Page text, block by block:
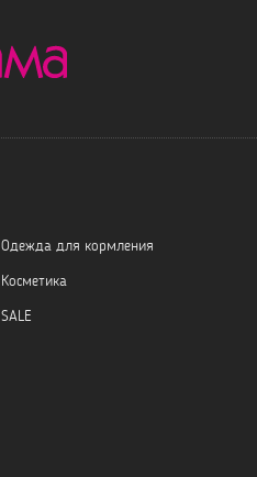
Одежда для кормления
Косметика
SALE